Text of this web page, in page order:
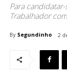
Para
Trabalhador
By Segundinho 2